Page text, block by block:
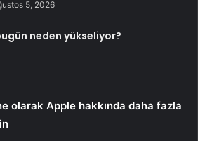
5, 2026
neden yükseliyor?
olarak Apple hakkında daha fazla